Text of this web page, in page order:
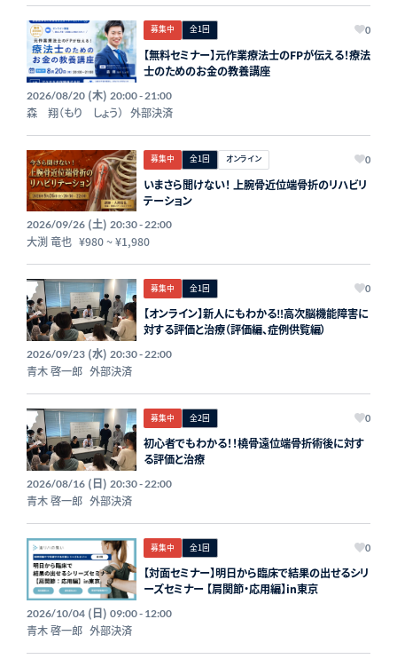
募集中 全1回 0
【無料セミナー】元作業療法士のFPが伝える！療法
士のためのお金の教養講座
2026/08/20(木) 20:00 - 21:00
森 翔（もり しょう） 外部決済
募集中 全1回 オンライン 0
いまさら聞けない！ 上腕骨近位端骨折のリハビリ
テーション
2026/09/26(土) 20:30 - 22:00
大渕 竜也 ¥980~¥1,980
募集中 全1回 0
【オンライン】新人にもわかる‼︎高次脳機能障害に
対する評価と治療（評価編、症例供覧編）
2026/09/23(水) 20:30 - 22:00
青木 啓一郎 外部決済
募集中 全2回 0
初心者でもわかる！！橈骨遠位端骨折術後に対す
る評価と治療
2026/08/16(日) 20:30 - 22:00
青木 啓一郎 外部決済
募集中 全1回 0
【対面セミナー】明日から臨床で結果の出せるシリ
ーズセミナー 【肩関節・応用編】in東京
2026/10/04(日) 09:00 - 12:00
青木 啓一郎 外部決済